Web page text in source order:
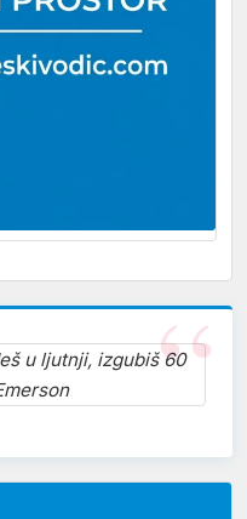
u ljutnji, izgubiš 60